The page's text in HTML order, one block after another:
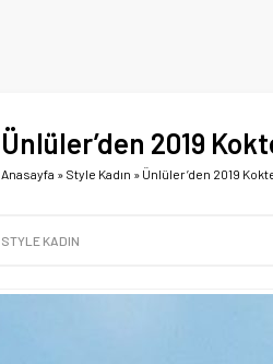
Ünlüler’den 2019
Anasayfa » Style Kadın » Ünlüler’den 2019
STYLE KADIN